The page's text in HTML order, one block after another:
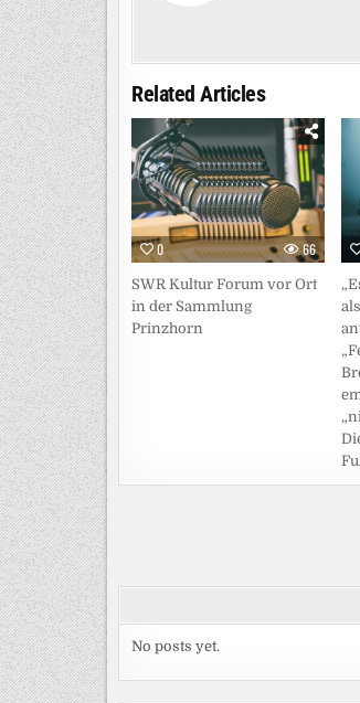
Related Articles
0 66
SWR Kultur Forum vor Ort
in der Sammlung
Prinzhorn
No posts yet.